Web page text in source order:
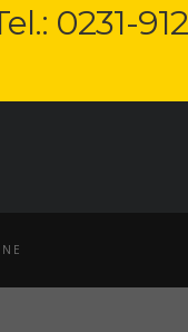
0231-